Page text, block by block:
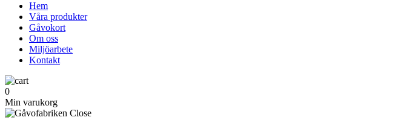
Hem
Våra produkter
Gåvokort
Om oss
Miljöarbete
Kontakt
0
Min varukorg